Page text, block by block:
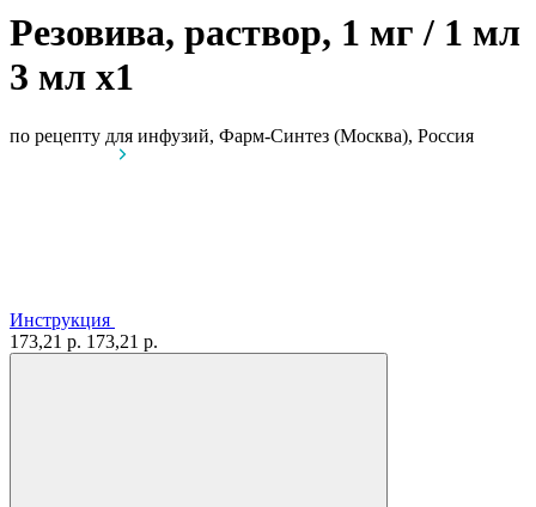
Резовива, раствор, 1 мг / 1 мл
3 мл x1
по рецепту для инфузий, Фарм-Синтез (Москва), Россия
Инструкция
173,21 р. 173,21 р.